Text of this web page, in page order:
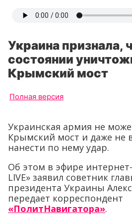
Украина признала,
состоянии
Крымский мост
Полная версия
Украинская армия не
Крымский мост и даже не
нанести по нему удар.
Об этом в эфире
LIVЕ» заявил советник
президента Украины
передает корреспондент
«ПолитНавигатора».